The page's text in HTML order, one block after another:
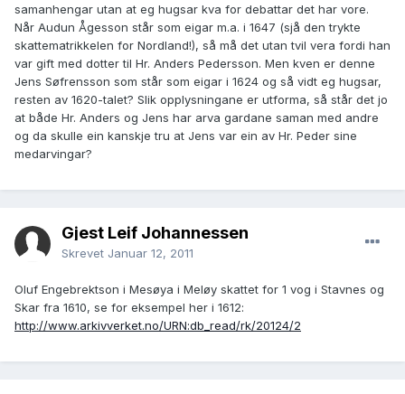
samanhengar utan at eg hugsar kva for debattar det har vore.
Når Audun Ågesson står som eigar m.a. i 1647 (sjå den trykte
skattematrikkelen for Nordland!), så må det utan tvil vera fordi han
var gift med dotter til Hr. Anders Pedersson. Men kven er denne
Jens Søfrensson som står som eigar i 1624 og så vidt eg hugsar,
resten av 1620-talet? Slik opplysningane er utforma, så står det jo
at både Hr. Anders og Jens har arva gardane saman med andre
og da skulle ein kanskje tru at Jens var ein av Hr. Peder sine
medarvingar?
Gjest Leif Johannessen
Skrevet Januar 12, 2011
Oluf Engebrektson i Mesøya i Meløy skattet for 1 vog i Stavnes og
Skar fra 1610, se for eksempel her i 1612:
http://www.arkivverket.no/URN:db_read/rk/20124/2